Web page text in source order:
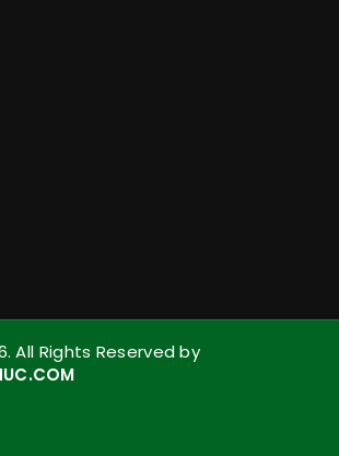
All Rights Reserved by